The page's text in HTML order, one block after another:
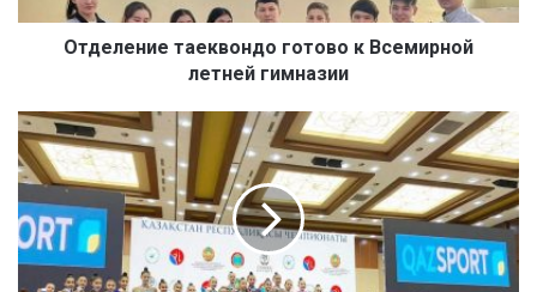
е
к
в
о
д
о
г
Отделение таеквондо готово к Всемирной
летней гимназии
К
о
м
а
н
д